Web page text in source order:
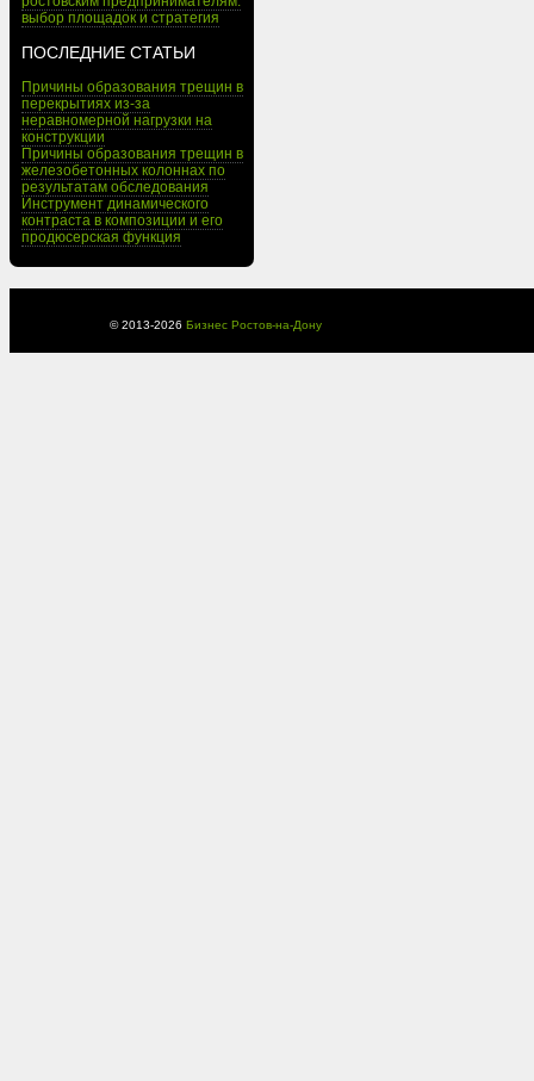
выбор площадок и стратегия
ПОСЛЕДНИЕ СТАТЬИ
Причины образования трещин в
перекрытиях из-за
неравномерной нагрузки на
конструкции
Причины образования трещин в
железобетонных колоннах по
результатам обследования
Инструмент динамического
контраста в композиции и его
продюсерская функция
© 2013-2026 Бизнес Ростов-на-Дону